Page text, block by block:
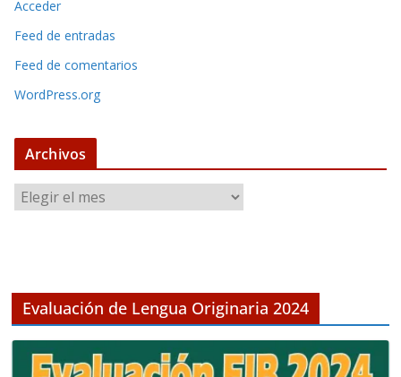
Acceder
Feed de entradas
Feed de comentarios
WordPress.org
Archivos
r
o
Evaluación de Lengua Originaria 2024